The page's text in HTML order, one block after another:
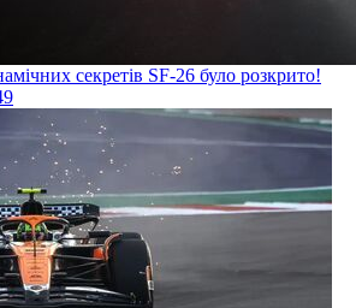
секретів SF-26 було розкрито!